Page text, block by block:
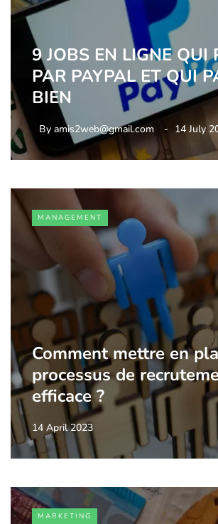
9 JOBS EN LIGNE QUI
PAR PAYPAL ET QUI
BIEN
By amis2web@gmail.com 14 July
MANAGEMENT
Comment mettre en
processus de
efficace ?
14 April 2023
MARKETING